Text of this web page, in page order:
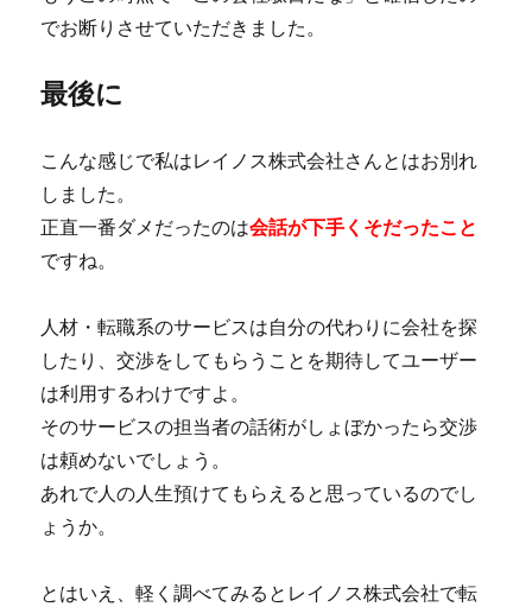
でお断りさせていただきました。
最後に
こんな感じで私はレイノス株式会社さんとはお別れ
しました。
正直一番ダメだったのは会話が下手くそだったこと
ですね。
人材・転職系のサービスは自分の代わりに会社を探
したり、交渉をしてもらうことを期待してユーザー
は利用するわけですよ。
そのサービスの担当者の話術がしょぼかったら交渉
は頼めないでしょう。
あれで人の人生預けてもらえると思っているのでし
ょうか。
とはいえ、軽く調べてみるとレイノス株式会社で転